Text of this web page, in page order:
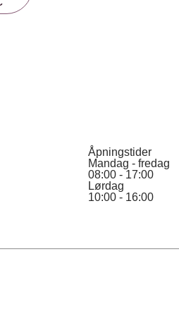
Åpningstider
Mandag - fredag
08:00 - 17:00
Lørdag
10:00 - 16:00